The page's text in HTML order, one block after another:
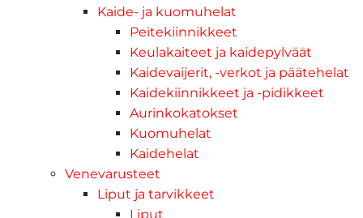
Kaide- ja kuomuhelat
Peitekiinnikkeet
Keulakaiteet ja kaidepylväät
Kaidevaijerit, -verkot ja päätehelat
Kaidekiinnikkeet ja -pidikkeet
Aurinkokatokset
Kuomuhelat
Kaidehelat
Venevarusteet
Liput ja tarvikkeet
Liput